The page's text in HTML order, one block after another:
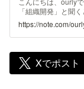
した。 全ての職種
「組織開発」と聞
ん。 よく「研修を
言われることがあり
いわゆるカスタマ
入して終わり、で
えていくことをゴ
どんなふうにCSを
https://note.com/
Xでポスト